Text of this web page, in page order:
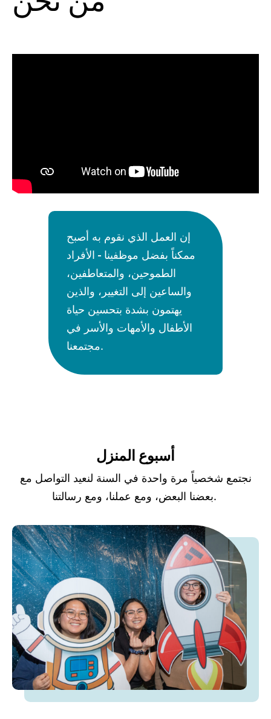
إن العمل الذي نقوم به أصبح
ممكناً بفضل موظفينا - الأفراد
الطموحين، والمتعاطفين،
والساعين إلى التغيير، والذين
يهتمون بشدة بتحسين حياة
الأطفال والأمهات والأسر في
مجتمعنا.
أسبوع المنزل
نجتمع شخصياً مرة واحدة في السنة لنعيد التواصل مع
بعضنا البعض، ومع عملنا، ومع رسالتنا.